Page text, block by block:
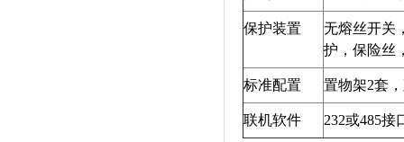
保护装置
无熔丝开关
护，保险丝
标准配置 置物架2套
联机软件 232或485